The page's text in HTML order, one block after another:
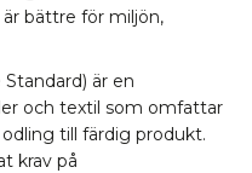
bättre för miljön,
Standard) är en
och textil som omfattar
till färdig produkt.
krav på